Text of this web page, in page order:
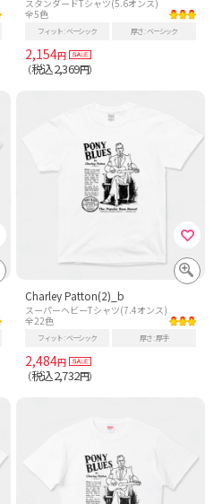
スタンダードTシャツ(5.6オンス)
全5色
フィット ベーシック 厚さ ベーシック
2,154円
（税込2,369円）
Charley Patton(2)_b
スーパーヘビーTシャツ(7.4オンス)
全22色
フィット ベーシック 厚さ 厚手
2,484円
（税込2,732円）